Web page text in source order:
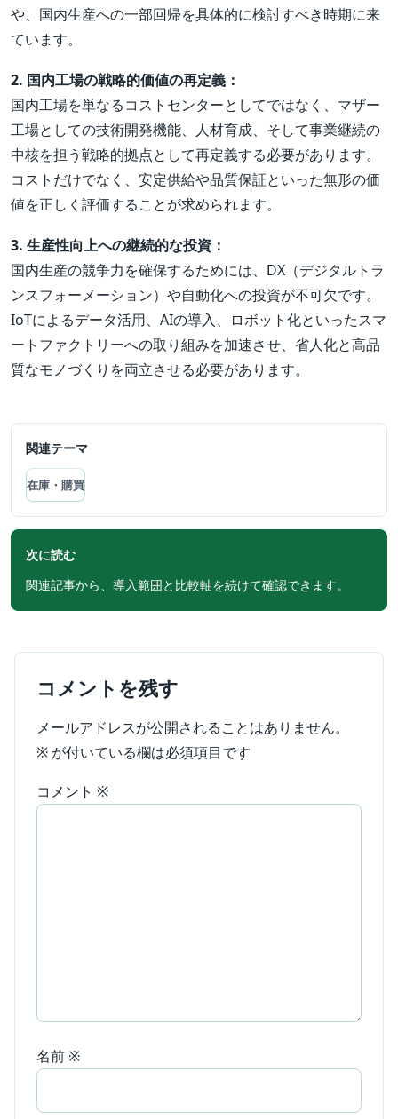
や、国内生産への一部回帰を具体的に検討すべき時期に来
ています。
2. 国内工場の戦略的価値の再定義：
国内工場を単なるコストセンターとしてではなく、マザー
工場としての技術開発機能、人材育成、そして事業継続の
中核を担う戦略的拠点として再定義する必要があります。
コストだけでなく、安定供給や品質保証といった無形の価
値を正しく評価することが求められます。
3. 生産性向上への継続的な投資：
国内生産の競争力を確保するためには、DX（デジタルトラ
ンスフォーメーション）や自動化への投資が不可欠です。
IoTによるデータ活用、AIの導入、ロボット化といったスマ
ートファクトリーへの取り組みを加速させ、省人化と高品
質なモノづくりを両立させる必要があります。
関連テーマ
在庫・購買
次に読む
関連記事から、導入範囲と比較軸を続けて確認できます。
コメントを残す
メールアドレスが公開されることはありません。
※ が付いている欄は必須項目です
コメント ※
名前 ※